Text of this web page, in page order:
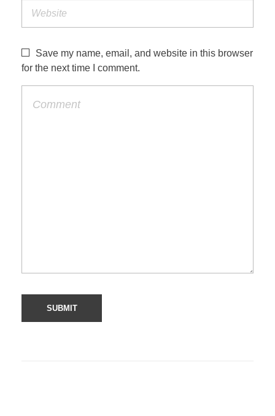
Save my name, email, and website in this browser
for the next time I comment.